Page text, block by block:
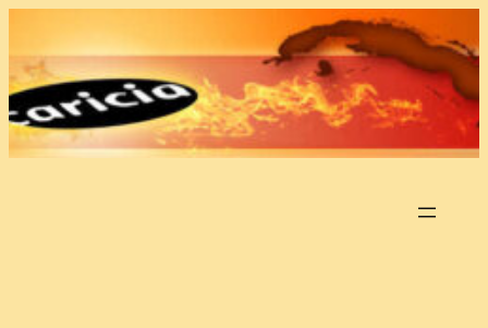
Inhalt
springen